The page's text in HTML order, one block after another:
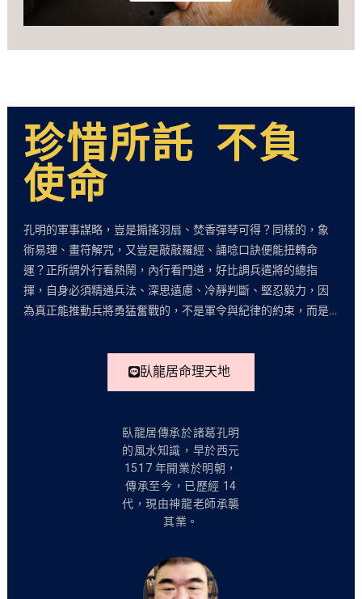
珍惜所託 不負
使命
孔明的軍事謀略，豈是搧搖羽扇、焚香彈琴可得？同樣的，象
術易理、畫符解咒，又豈是敲敲羅經、誦唸口訣便能扭轉命
運？正所謂外行看熱鬧，內行看門道，好比調兵遣將的總指
揮，自身必須精通兵法、深思遠慮、冷靜判斷、堅忍毅力，因
為真正能推動兵將勇猛奮戰的，不是軍令與紀律的約束，而是…
臥龍居命理天地
臥龍居傳承於諸葛孔明
的風水知識，早於西元
1517 年開業於明朝，
傳承至今，已歷經 14
代，現由神龍老師承襲
其業。